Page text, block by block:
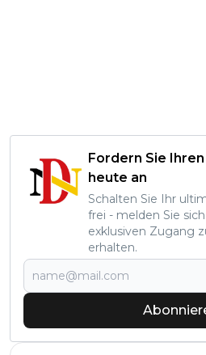
Fordern Sie
heute an
Schalten Sie Ihr
frei - melden Sie
exklusiven Zugang
erhalten.